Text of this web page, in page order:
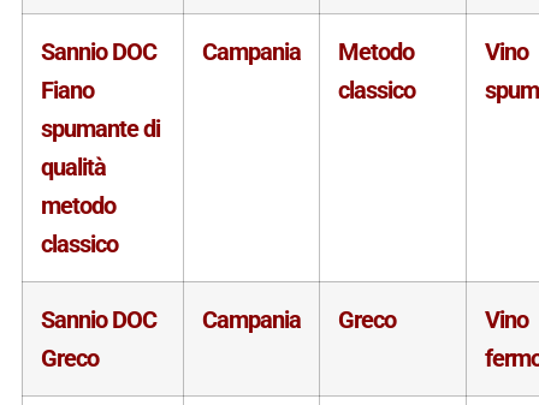
Sannio DOC
Fiano
spumante di
qualità
metodo
classico
Campania
Metodo
classico
Vino
Sannio DOC
Greco
Campania Greco
Vino